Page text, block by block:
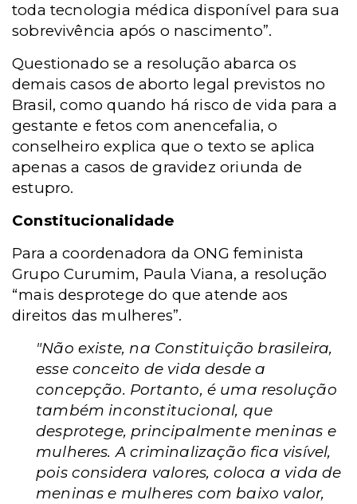
toda tecnologia médica disponível para sua
sobrevivência após o nascimento”.
Questionado se a resolução abarca os
demais casos de aborto legal previstos no
Brasil, como quando há risco de vida para a
gestante e fetos com anencefalia, o
conselheiro explica que o texto se aplica
apenas a casos de gravidez oriunda de
estupro.
Constitucionalidade
Para a coordenadora da ONG feminista
Grupo Curumim, Paula Viana, a resolução
“mais desprotege do que atende aos
direitos das mulheres”.
"Não existe, na Constituição brasileira,
esse conceito de vida desde a
concepção. Portanto, é uma resolução
também inconstitucional, que
desprotege, principalmente meninas e
mulheres. A criminalização fica visível,
pois considera valores, coloca a vida de
meninas e mulheres com baixo valor,